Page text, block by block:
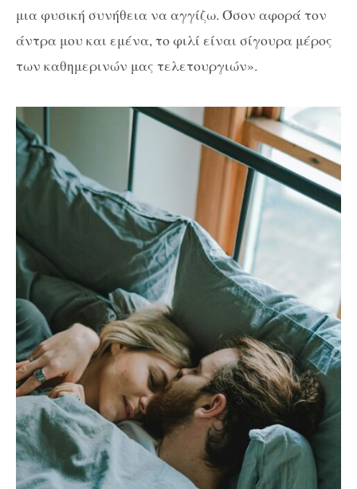
μια φυσική συνήθεια να αγγίζω. Όσον αφορά τον
άντρα μου και εμένα, το φιλί είναι σίγουρα μέρος
των καθημερινών μας τελετουργιών».